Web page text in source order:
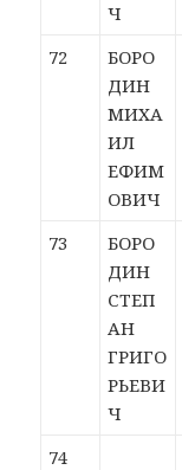
Ч
72
БОРО
ДИН
МИХА
ИЛ
ЕФИМ
ОВИЧ
73
БОРО
ДИН
СТЕП
АН
ГРИГО
РЬЕВИ
Ч
74